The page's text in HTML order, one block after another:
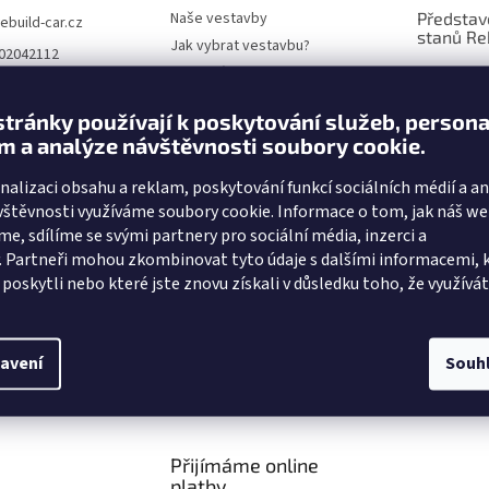
používají k poskytování služeb,
a analýze návštěvnosti soubory cookie.
obsahu a reklam, poskytování funkcí sociálních médií a
využíváme soubory cookie. Informace o tom, jak náš
sdílíme se svými partnery pro sociální média, inzerci a
Partneři mohou zkombinovat tyto údaje s dalšími informacemi,
nebo které jste znovu získali v důsledku toho, že
car.cz
kanál
Naše vestavby
Jak vybrat vestavbu?
Objednávka, instalace
Servis a záruka náhradních dílů
Obchodní podmínky
Podmínky ochrany osobních
údajů
Moje objednávka
stanů
Postel
sedadlech
Výlet s
ARCHIV
Přijímáme online